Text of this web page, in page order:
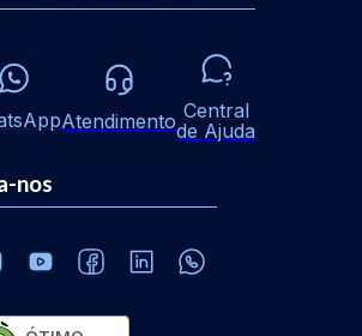
Atendimento Central
de Ajuda
nos